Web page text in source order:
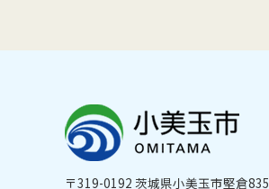
〒319-0192 茨城県小美玉市堅倉835